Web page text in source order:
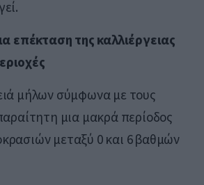
επέκταση της καλλιέργειας
μήλων σύμφωνα με τους
μια μακρά περίοδος
μεταξύ 0 και 6 βαθμών